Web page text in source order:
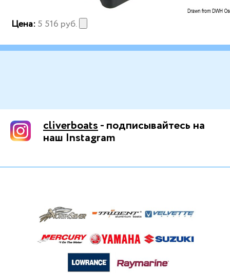
Цена:5 516 руб.
cliverboats- подписывайтесь на
наш Instagram